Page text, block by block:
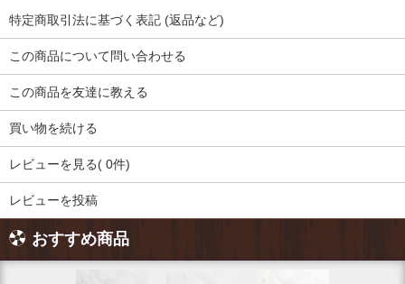
特定商取引法に基づく表記 (返品など)
この商品について問い合わせる
この商品を友達に教える
買い物を続ける
レビューを見る( 0件)
レビューを投稿
おすすめ商品